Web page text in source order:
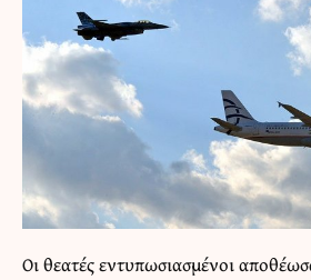
Οι θεατές εντυπωσιασμένοι